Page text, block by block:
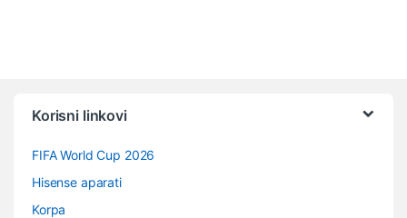
Korisni linkovi
FIFA World Cup 2026
Hisense aparati
Korpa